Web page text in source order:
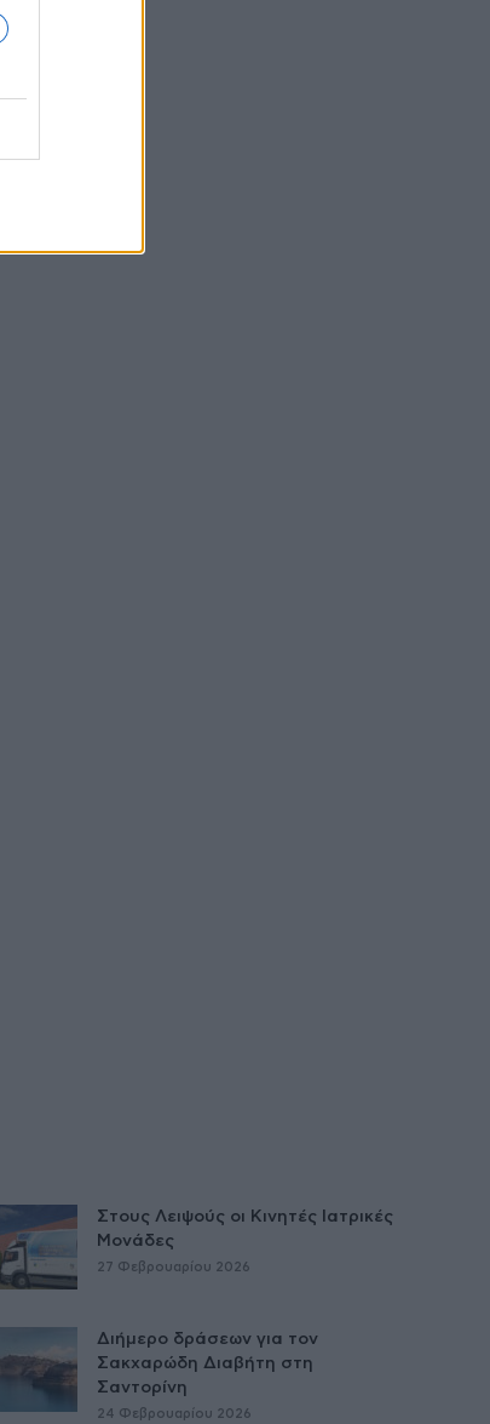
Στους Λειψούς οι Κινητές Ιατρικές
Μονάδες
27 Φεβρουαρίου 2026
Διήμερο δράσεων για τον
Σακχαρώδη Διαβήτη στη
Σαντορίνη
24 Φεβρουαρίου 2026